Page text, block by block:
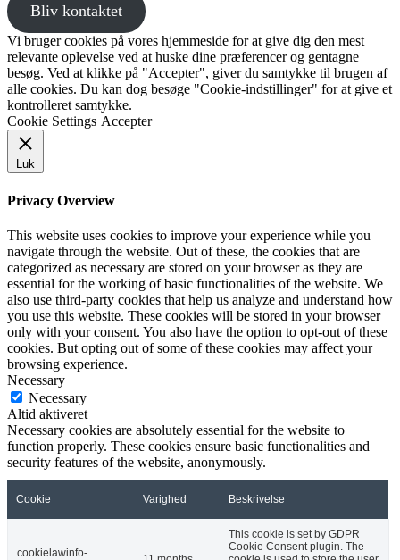
Bliv kontaktet
Vi bruger cookies på vores hjemmeside for at give dig den mest
relevante oplevelse ved at huske dine præferencer og gentagne
besøg. Ved at klikke på "Accepter", giver du samtykke til brugen af ​​
alle cookies. Du kan dog besøge "Cookie-indstillinger" for at give et
kontrolleret samtykke.
Cookie Settings Accepter
Luk
Privacy Overview
This website uses cookies to improve your experience while you
navigate through the website. Out of these, the cookies that are
categorized as necessary are stored on your browser as they are
essential for the working of basic functionalities of the website. We
also use third-party cookies that help us analyze and understand how
you use this website. These cookies will be stored in your browser
only with your consent. You also have the option to opt-out of these
cookies. But opting out of some of these cookies may affect your
browsing experience.
Necessary
Necessary
Altid aktiveret
Necessary cookies are absolutely essential for the website to
function properly. These cookies ensure basic functionalities and
security features of the website, anonymously.
Cookie Varighed Beskrivelse
cookielawinfo-
This cookie is set by GDPR
Cookie Consent plugin. The